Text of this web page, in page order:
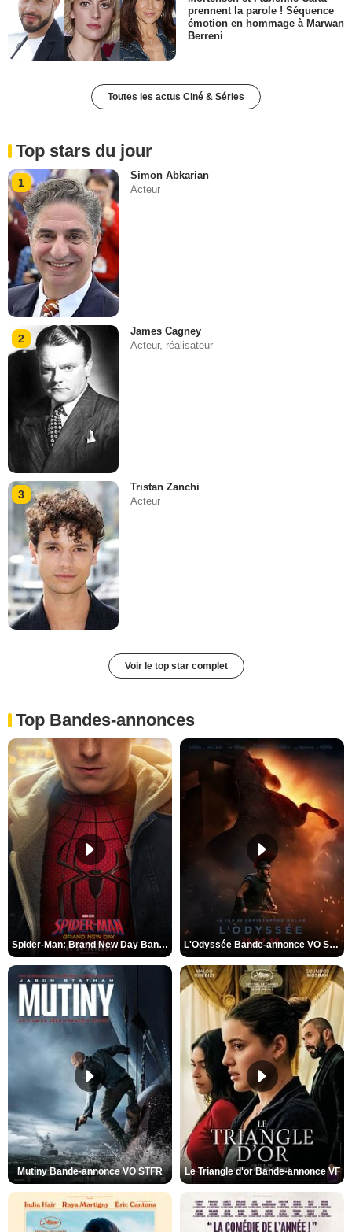
prennent la parole ! Séquence
émotion en hommage à Marwan
Berreni
Toutes les actus Ciné & Séries
Top stars du jour
1
Simon Abkarian
Acteur
2
James Cagney
Acteur, réalisateur
3
Tristan Zanchi
Acteur
Voir le top star complet
Top Bandes-annonces
Spider-Man: Brand New Day Bande-annonce VO STFR L'Odyssée Bande-annonce VO STFR
Mutiny Bande-annonce VO STFR Le Triangle d'or Bande-annonce VF